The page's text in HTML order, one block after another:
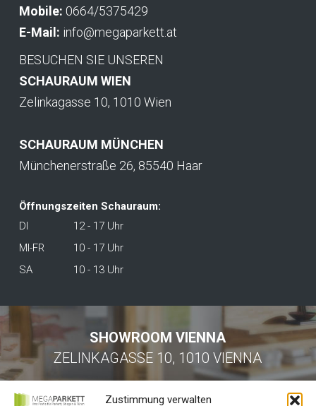
Zustimmung verwalten
Mobile: 0664/5375429
E-Mail: info@megaparkett.at
BESUCHEN SIE UNSEREN
SCHAURAUM WIEN
Zelinkagasse 10, 1010 Wien
SCHAURAUM MÜNCHEN
Münchenerstraße 26, 85540 Haar
Öffnungszeiten Schauraum:
DI
12 - 17 Uhr
MI-FR
10 - 17 Uhr
SA
10 - 13 Uhr
SHOWROOM VIENNA
ZELINKAGASSE 10, 1010 VIENNA